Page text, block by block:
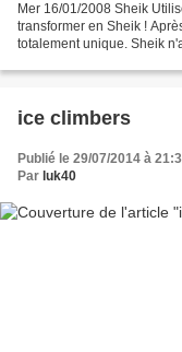
Mer 16/01/2008 Sheik
transformer en Sheik !
totalement unique. Sheik
ice climbers
Publié le 29/07/2014 à
Par luk40